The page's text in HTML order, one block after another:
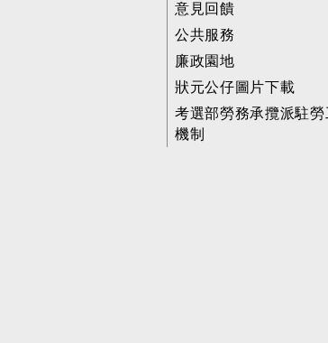
意見回饋
公共服務
廉政園地
狀元公仔圖片下載
考選部勞務承攬派駐勞
機制